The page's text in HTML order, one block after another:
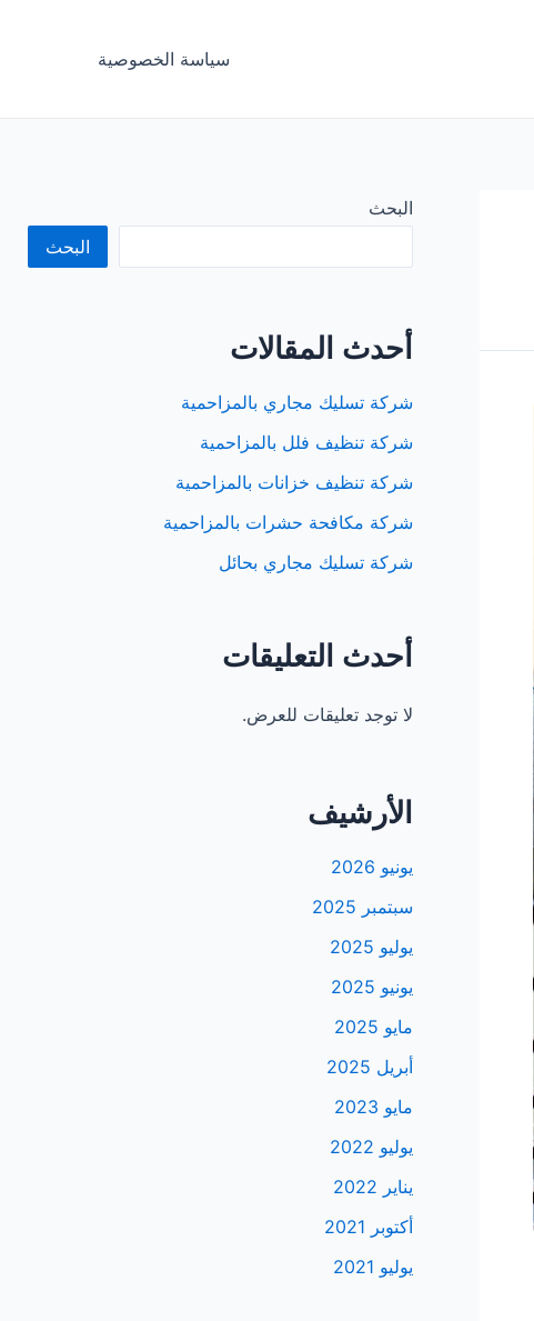
سياسة الخصوصية
البحث
البحث
أحدث المقالات
شركة تسليك مجاري بالمزاحمية
شركة تنظيف فلل بالمزاحمية
شركة تنظيف خزانات بالمزاحمية
شركة مكافحة حشرات بالمزاحمية
شركة تسليك مجاري بحائل
أحدث التعليقات
لا توجد تعليقات للعرض.
الأرشيف
يونيو 2026
سبتمبر 2025
يوليو 2025
يونيو 2025
مايو 2025
أبريل 2025
مايو 2023
يوليو 2022
يناير 2022
أكتوبر 2021
يوليو 2021